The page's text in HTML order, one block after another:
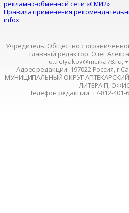
рекламно-обменной сети «СМИ2»
Правила применения
infox
Учредитель: Общество с
Главный редактор: Олег
o.tretyakov@moika78.ru,
Адрес редакции: 197022 Россия,
МУНИЦИПАЛЬНЫЙ ОКРУГ
ЛИТЕРА П,
Телефон редакции: +7-812-401-